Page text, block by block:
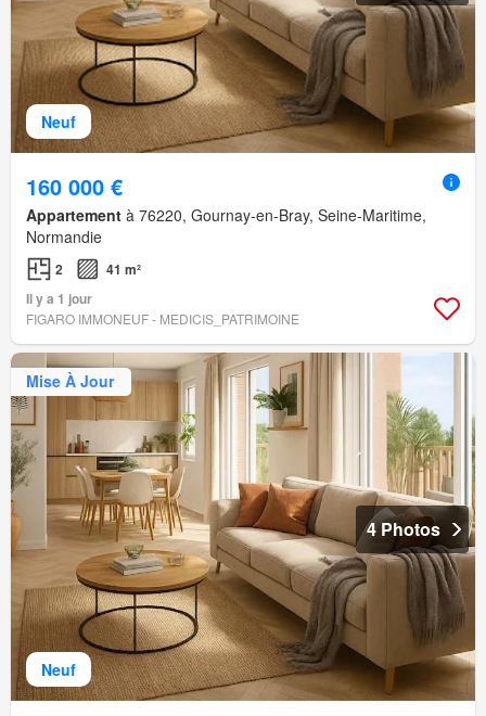
Neuf
160 000 €
Appartement à 76220, Gournay-en-Bray, Seine-Maritime,
Normandie
2
41 m²
Il y a 1 jour
FIGARO IMMONEUF - MEDICIS_PATRIMOINE
Neuf
Mise À Jour
4 Photos